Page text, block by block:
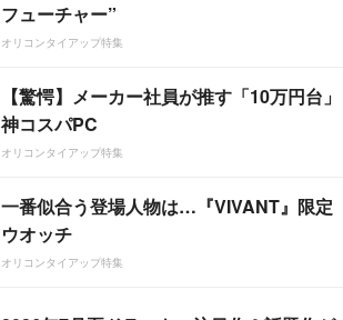
フューチャー”
オリコンタイアップ特集
【驚愕】メーカー社員が推す「10万円台」
神コスパPC
オリコンタイアップ特集
一番似合う登場人物は…『VIVANT』限定
ウオッチ
オリコンタイアップ特集